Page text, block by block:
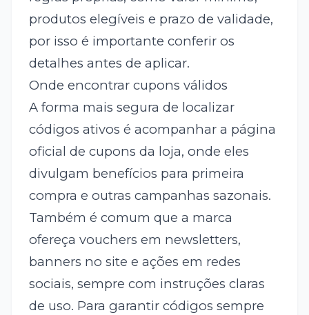
produtos elegíveis e prazo de validade,
por isso é importante conferir os
detalhes antes de aplicar.
Onde encontrar cupons válidos
A forma mais segura de localizar
códigos ativos é acompanhar a página
oficial de cupons da loja, onde eles
divulgam benefícios para primeira
compra e outras campanhas sazonais.
Também é comum que a marca
ofereça vouchers em newsletters,
banners no site e ações em redes
sociais, sempre com instruções claras
de uso. Para garantir códigos sempre